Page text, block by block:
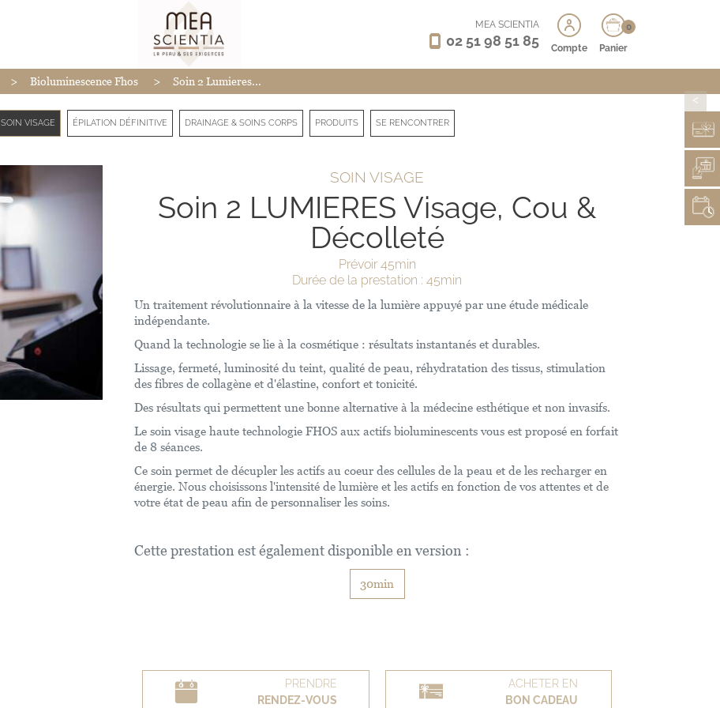
MEA SCIENTIA
02 51 98 51 85 Compte
0
Panier
>
> Bioluminescence Fhos > Soin 2 Lumieres...
SOIN VISAGE ÉPILATION DÉFINITIVE DRAINAGE & SOINS CORPS PRODUITS SE RENCONTRER
SOIN VISAGE
Soin 2 LUMIERES Visage, Cou &
Décolleté
Prévoir 45min
Durée de la prestation : 45min
Un traitement révolutionnaire à la vitesse de la lumière appuyé par une étude médicale
indépendante.
Quand la technologie se lie à la cosmétique : résultats instantanés et durables.
Lissage, fermeté, luminosité du teint, qualité de peau, réhydratation des tissus, stimulation
des fibres de collagène et d'élastine, confort et tonicité.
Des résultats qui permettent une bonne alternative à la médecine esthétique et non invasifs.
Le soin visage haute technologie FHOS aux actifs bioluminescents vous est proposé en forfait
de 8 séances.
Ce soin permet de décupler les actifs au coeur des cellules de la peau et de les recharger en
énergie. Nous choisissons l'intensité de lumière et les actifs en fonction de vos attentes et de
votre état de peau afin de personnaliser les soins.
Cette prestation est également disponible en version :
30min
PRENDRE
RENDEZ-VOUS
ACHETER EN
BON CADEAU